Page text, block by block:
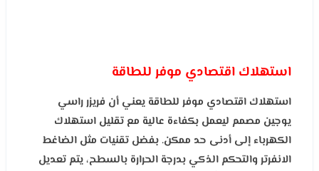
استهلاك اقتصادي موفر للطاقة
استهلاك اقتصادي موفر للطاقة يعني أن فريزر راسي
يوجين مصمم ليعمل بكفاءة عالية مع تقليل استهلاك
الكهرباء إلى أدنى حد ممكن. بفضل تقنيات مثل الضاغط
الانفرتر والتحكم الذكي بدرجة الحرارة بالسطح، يتم تعديل